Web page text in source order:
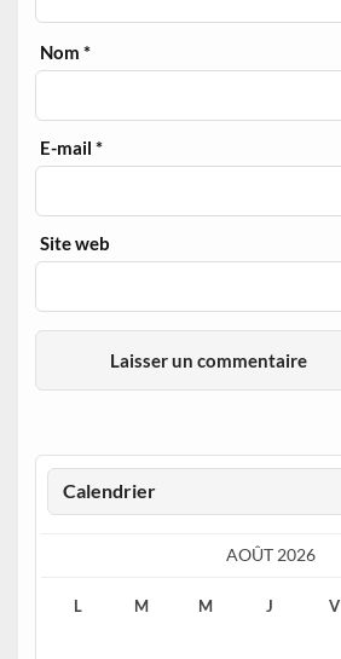
Nom*
E-mail*
Site web
Calendrier
AOÛT 2026
L M M J V